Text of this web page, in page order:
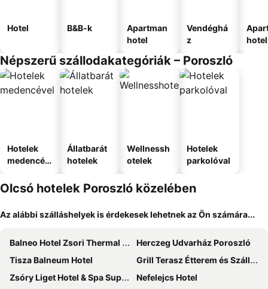
Hotel B&B-k
Apartman
hotel
Vendéghá
z
hotel
Népszerű szállodakategóriák – Poroszló
Hotelek
medencév
Állatbarát
hotelek
Wellnessh
otelek
Hotelek
parkolóval
Olcsó hotelek Poroszló közelében
Az alábbi szálláshelyek is érdekesek lehetnek az Ön számára...
Balneo Hotel Zsori Thermal & Wellness
Herczeg Udvarház Poroszló
Tisza Balneum Hotel
Grill Terasz Étterem és Szálláshely
Zsóry Liget Hotel & Spa Superior
Nefelejcs Hotel